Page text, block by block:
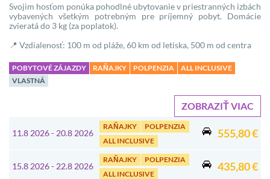
Svojim hosťom ponúka pohodlné ubytovanie v priestranných izbách
vybavených všetkým potrebným pre príjemný pobyt. Domácie
zvieratá do 3 kg (za poplatok).
📍 Vzdialenosť: 100 m od pláže, 60 km od letiska, 500 m od centra
POBYTOVÉ ZÁJAZDY RAŇAJKY POLPENZIA
ALL INCLUSIVE
VLASTNÁ
ZOBRAZIŤ VIAC
11.8 2026 - 20.8 2026
RAŇAJKY
POLPENZIA
ALL INCLUSIVE
555,80 €
15.8 2026 - 22.8 2026
RAŇAJKY
POLPENZIA
ALL INCLUSIVE
435,80 €